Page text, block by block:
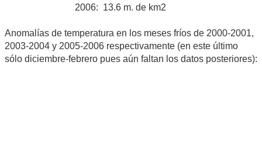
2006: 13.6 m. de km2
Anomalías de temperatura en los meses fríos de 2000-2001,
2003-2004 y 2005-2006 respectivamente (en este último
sólo diciembre-febrero pues aún faltan los datos posteriores):